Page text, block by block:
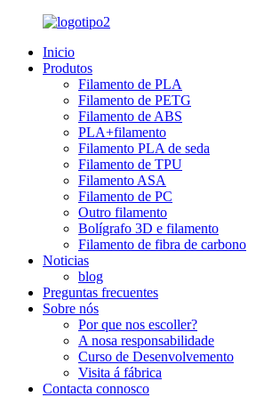
Inicio
Produtos
Filamento de PLA
Filamento de PETG
Filamento de ABS
PLA+filamento
Filamento PLA de seda
Filamento de TPU
Filamento ASA
Filamento de PC
Outro filamento
Bolígrafo 3D e filamento
Filamento de fibra de carbono
Noticias
blog
Preguntas frecuentes
Sobre nós
Por que nos escoller?
A nosa responsabilidade
Curso de Desenvolvemento
Visita á fábrica
Contacta connosco